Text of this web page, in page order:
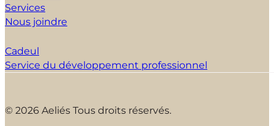
Services
Nous joindre
Cadeul
Service du développement professionnel
© 2026 Aeliés Tous droits réservés.